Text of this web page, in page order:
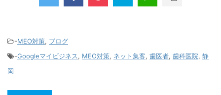
-MEO対策, ブログ
-Googleマイビジネス, MEO対策, ネット集客, 歯医者, 歯科医院, 静
岡